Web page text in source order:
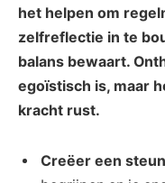
het helpen om
zelfreflectie in te
balans bewaart.
egoïstisch is, maar
kracht rust.
Creëer een